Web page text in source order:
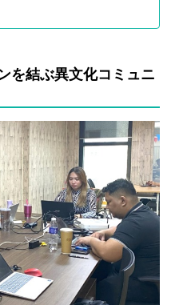
を結ぶ異文化コミュニ